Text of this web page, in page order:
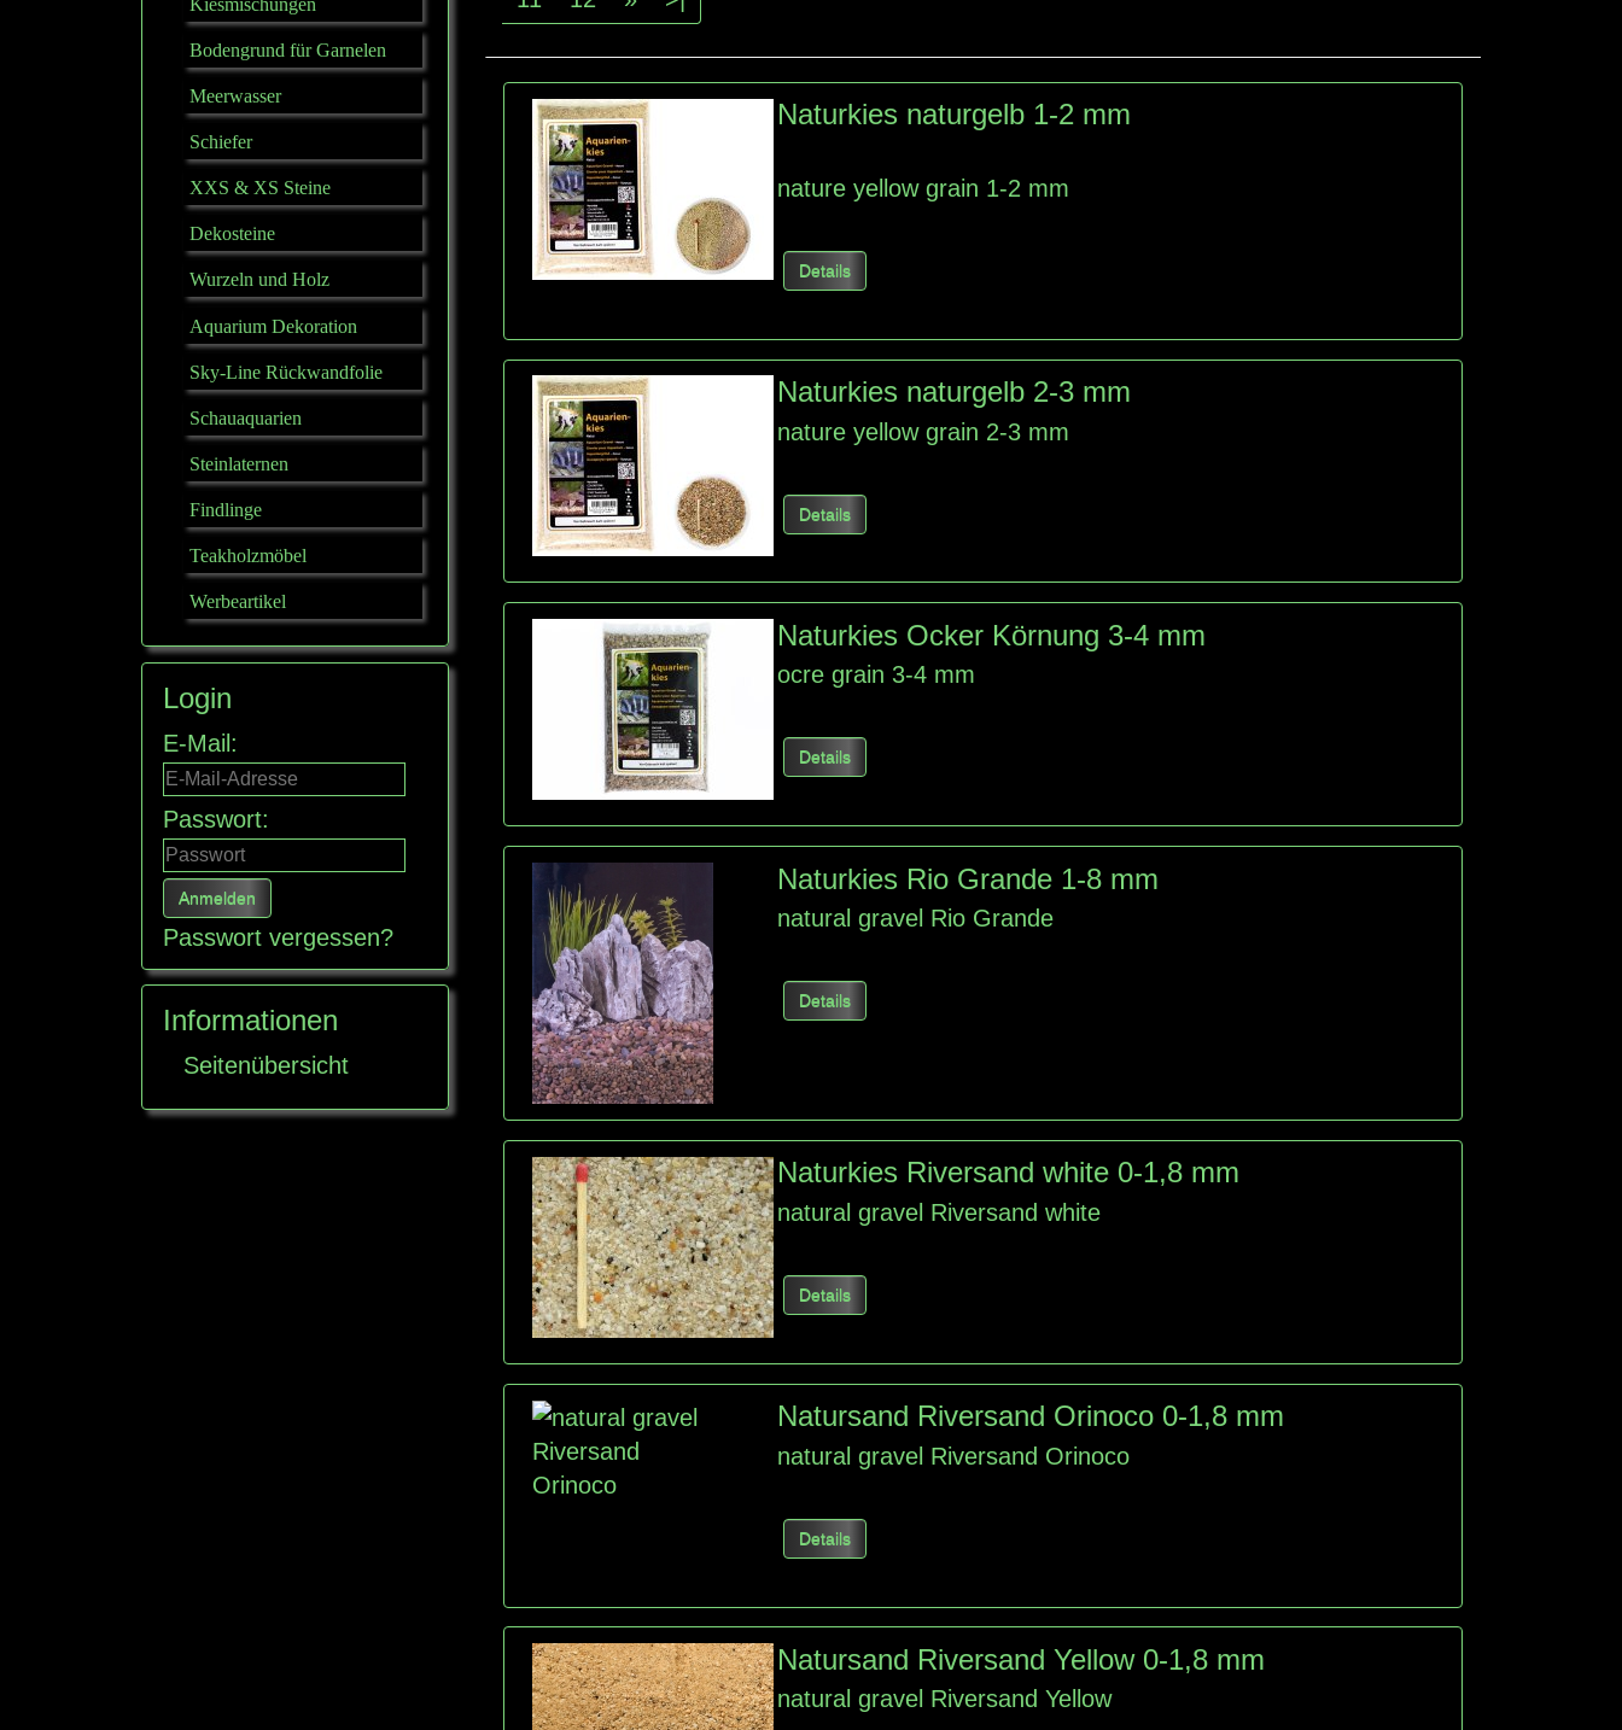
Naturkies naturgelb 1-2 mm
nature yellow grain 1-2 mm
Details
Naturkies naturgelb 2-3 mm
nature yellow grain 2-3 mm
Details
Naturkies Ocker Körnung 3-4 mm
ocre grain 3-4 mm
Details
Naturkies Rio Grande 1-8 mm
natural gravel Rio Grande
Details
Naturkies Riversand white 0-1,8 mm
natural gravel Riversand white
Details
Natursand Riversand Orinoco 0-1,8 mm
natural gravel Riversand Orinoco
Details
Natursand Riversand Yellow 0-1,8 mm
natural gravel Riversand Yellow
Kiesmischungen
Bodengrund für Garnelen
Meerwasser
Schiefer
XXS & XS Steine
Dekosteine
Wurzeln und Holz
Aquarium Dekoration
Sky-Line Rückwandfolie
Schauaquarien
Steinlaternen
Findlinge
Teakholzmöbel
Werbeartikel
Login
E-Mail:
Passwort:
Passwort vergessen?
Informationen
Seitenübersicht